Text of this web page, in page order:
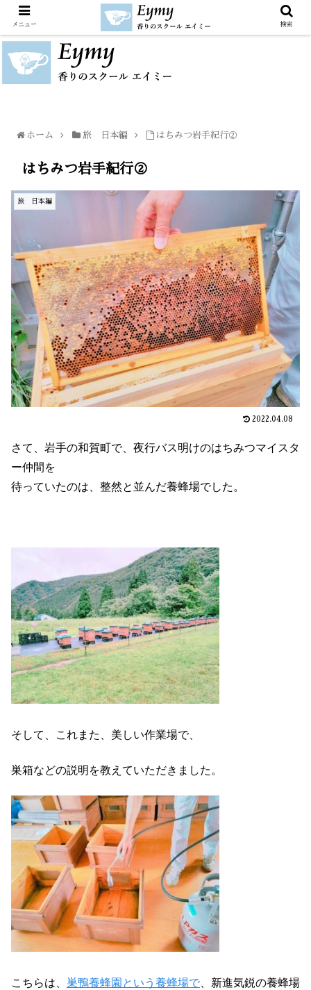
ホーム 旅 日本編 はちみつ岩手紀行②
はちみつ岩手紀行②
旅 日本編
2022.04.08
さて、岩手の和賀町で、夜行バス明けのはちみつマイスタ
ー仲間を
待っていたのは、整然と並んだ養蜂場でした。
そして、これまた、美しい作業場で、
巣箱などの説明を教えていただきました。
こちらは、 巣鴨養蜂園という養蜂場で 、新進気鋭の養蜂場
メニュー 検索